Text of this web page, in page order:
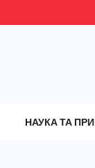
НАУКА ТА